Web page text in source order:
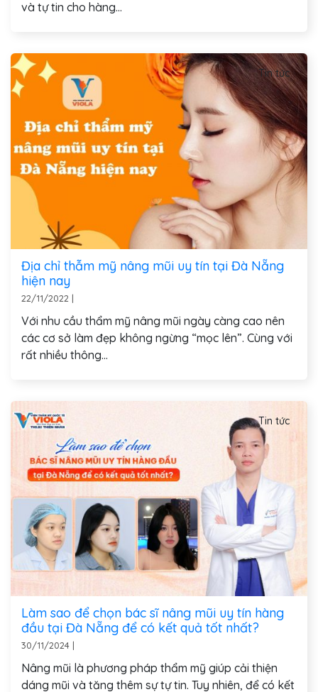
và tự tin cho hàng...
Tin tức
Địa chỉ thẫm mỹ nâng mũi uy tín tại Đà Nẵng
hiện nay
22/11/2022 |
Với nhu cầu thẩm mỹ nâng mũi ngày càng cao nên
các cơ sở làm đẹp không ngừng “mọc lên”. Cùng với
rất nhiều thông...
Tin tức
Làm sao để chọn bác sĩ nâng mũi uy tín hàng
đầu tại Đà Nẵng để có kết quả tốt nhất?
30/11/2024 |
Nâng mũi là phương pháp thẩm mỹ giúp cải thiện
dáng mũi và tăng thêm sự tự tin. Tuy nhiên, để có kết